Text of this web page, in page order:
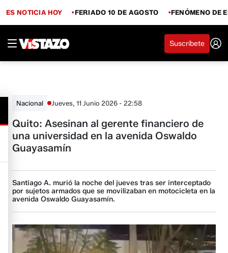
ES NOTICIA HOY FERIADO 10 DE AGOSTO FENÓMENO DE
Suscríbete
Nacional Jueves, 11 Junio 2026 - 22:58
Quito: Asesinan al gerente financiero de
una universidad en la avenida Oswaldo
Guayasamín
Santiago A. murió la noche del jueves tras ser interceptado
por sujetos armados que se movilizaban en motocicleta en la
avenida Oswaldo Guayasamín.